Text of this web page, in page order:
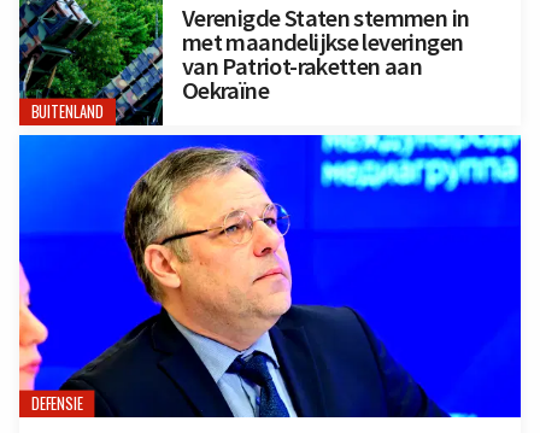
BUITENLAND
Verenigde Staten stemmen in
met maandelijkse leveringen
van Patriot-raketten aan
Oekraïne
DEFENSIE